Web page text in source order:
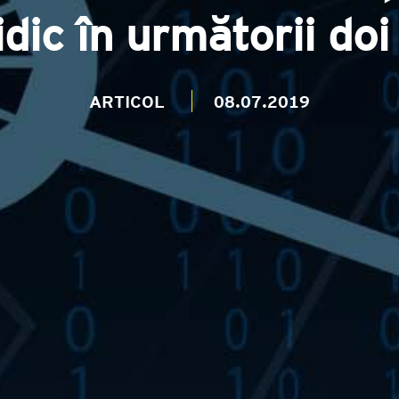
în următorii doi
ARTICOL 08.07.2019